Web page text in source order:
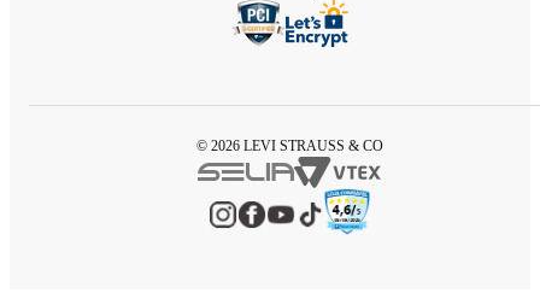
© 2026 LEVI STRAUSS & CO